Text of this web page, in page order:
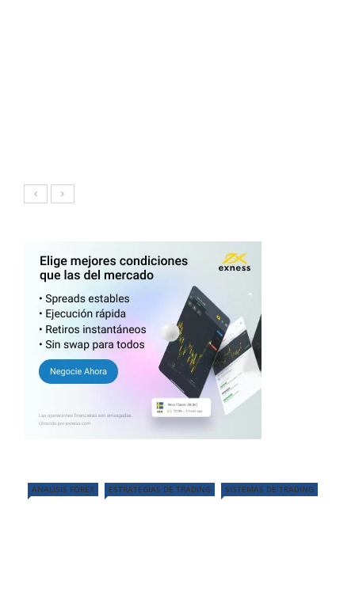
ANALISIS FOREX ESTRATEGIAS DE TRADING SISTEMAS DE TRADING